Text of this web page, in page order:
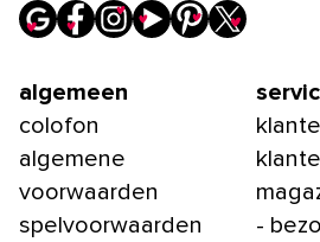
algemeen
colofon
algemene
voorwaarden
spelvoorwaarden
-